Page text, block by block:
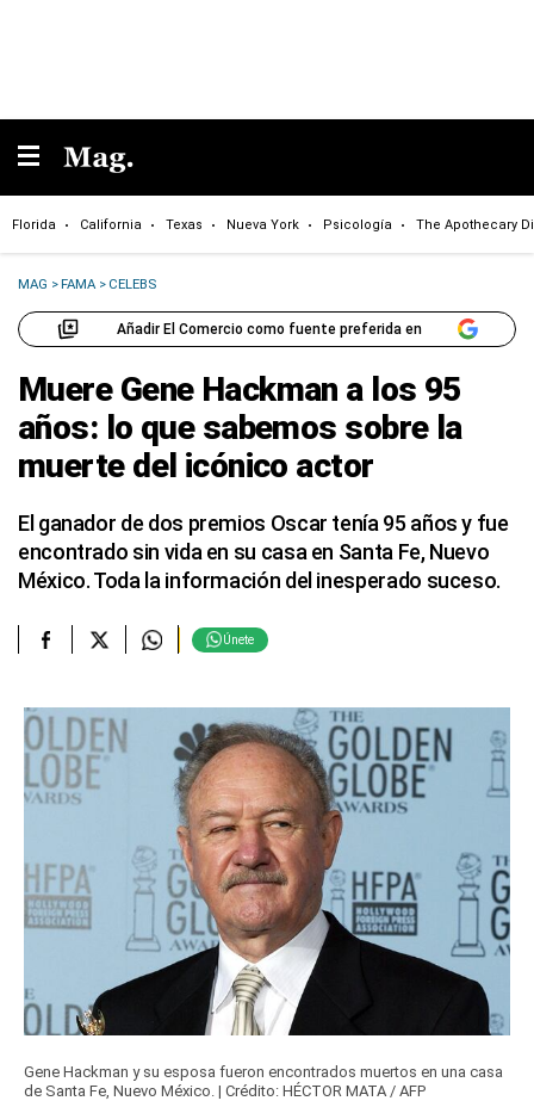
Florida California Texas Nueva York Psicología The Apothecary
MAG >FAMA > CELEBS
Añadir El Comercio como fuente preferida en
Muere Gene Hackman a los 95
años: lo que sabemos sobre la
muerte del icónico actor
El ganador de dos premios Oscar tenía 95 años y fue
encontrado sin vida en su casa en Santa Fe, Nuevo
México. Toda la información del inesperado suceso.
Únete
Gene Hackman y su esposa fueron encontrados muertos en una casa
de Santa Fe, Nuevo México. | Crédito: HÉCTOR MATA / AFP